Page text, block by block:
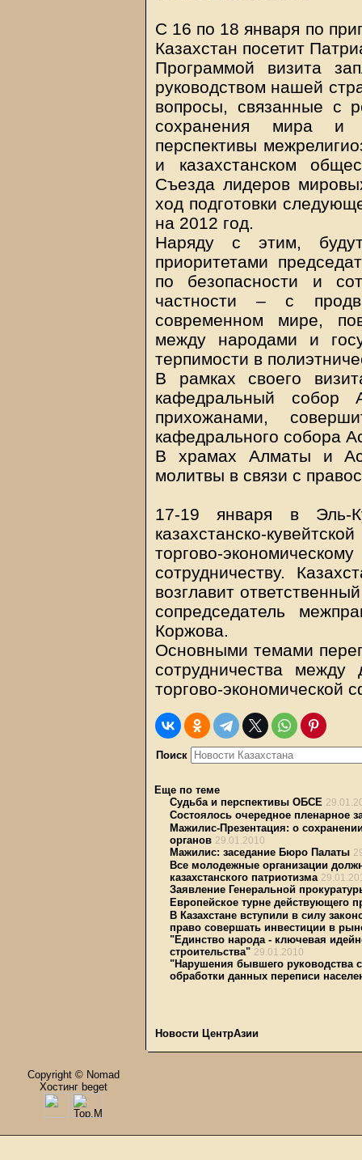
С 16 по 18 января по
Казахстан посетит
Программой визита
руководством нашей
вопросы, связанные с
сохранения мира и
перспективы
и казахстанском
Съезда лидеров
ход подготовки
на 2012 год.
Наряду с этим,
приоритетами
по безопасности и
частности – с
современном мире,
между народами и
терпимости в
В рамках своего
кафедральный собор
прихожанами,
кафедрального собора
В храмах Алматы и
молитвы в связи с
17-19 января в Эль-
казахстанско-
торгово-
сотрудничеству.
возглавит
сопредседатель
Коржова.
Основными темами
сотрудничества
торгово-экономической
Поиск
Еще по теме
Судьба и перспективы ОБСЕ
Состоялось очередное пленарное
Мажилис-Презентация: о
органов 29.01.2010
Мажилис: заседание Бюро Палаты
Все молодежные организации
казахстанского патриотизма
Заявление Генеральной
Европейское турне действующего
В Казахстане вступили в силу
право совершать инвестиции в
"Единство народа - ключевая
строительства" 29.01.2010
"Нарушения бывшего руководства
обработки данных переписи
Новости ЦентрАзии
Copyright © Nomad
Хостинг beget